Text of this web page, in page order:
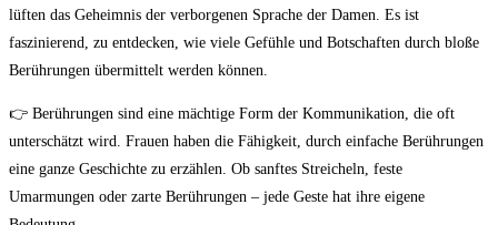
lüften das Geheimnis der verborgenen Sprache der Damen. Es ist
faszinierend, zu entdecken, wie viele Gefühle und Botschaften durch bloße
Berührungen übermittelt werden können.
👉 Berührungen sind eine mächtige Form der Kommunikation, die oft
unterschätzt wird. Frauen haben die Fähigkeit, durch einfache Berührungen
eine ganze Geschichte zu erzählen. Ob sanftes Streicheln, feste
Umarmungen oder zarte Berührungen – jede Geste hat ihre eigene